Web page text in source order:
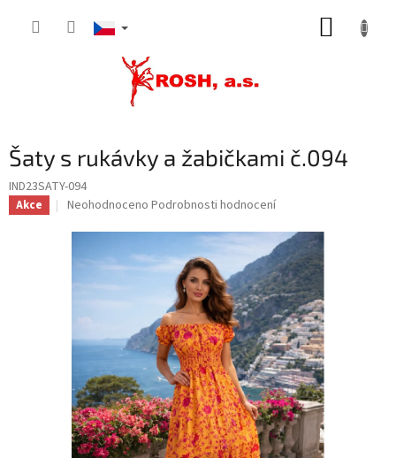
Šaty s rukávky a žabičkami č.094
IND23SATY-094
Akce
Průměrné
produktu
hvězdiček.
Neohodnoceno Podrobnosti hodnocení